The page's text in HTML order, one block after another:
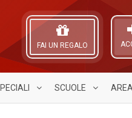
FAI UN REGALO
SCUOLE AREA